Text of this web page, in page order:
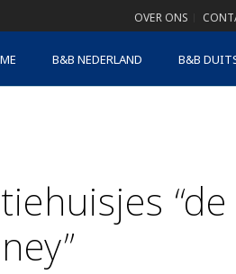
OVER ONS
B&B NEDERLAND B&B
“de